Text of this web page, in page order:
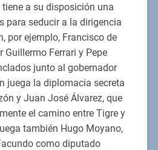
a su disposición una
para seducir a la dirigencia
por ejemplo, Francisco de
Guillermo Ferrari y Pepe
junto al gobernador
juega la diplomacia secreta
y Juan José Álvarez, que
el camino entre Tigre y
también Hugo Moyano,
como diputado